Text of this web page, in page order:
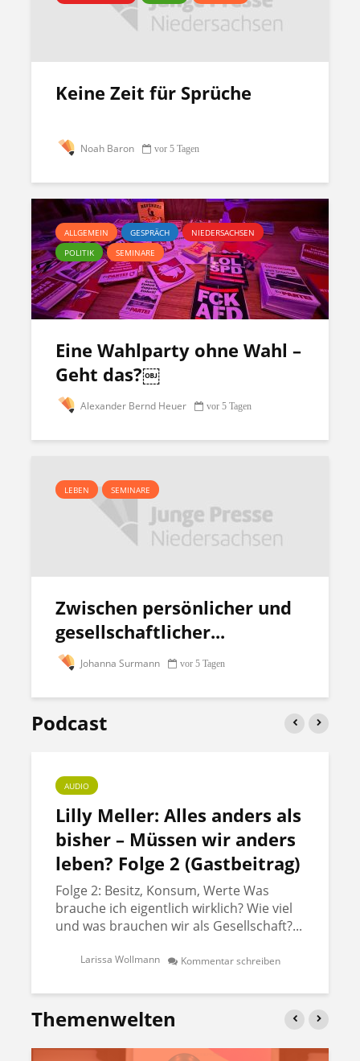
Keine Zeit für Sprüche
Noah Baron vor 5 Tagen
ALLGEMEIN GESPRÄCH
NIEDERSACHSEN
POLITIK
SEMINARE
Eine Wahlparty ohne Wahl –
Geht das?￼
Alexander Bernd Heuer vor 5 Tagen
LEBEN SEMINARE
Zwischen persönlicher und
gesellschaftlicher...
Johanna Surmann vor 5 Tagen
Podcast
AUDIO
Lilly Meller: Alles anders als
bisher – Müssen wir anders
leben? Folge 2 (Gastbeitrag)
Folge 2: Besitz, Konsum, Werte Was
brauche ich eigentlich wirklich? Wie viel
und was brauchen wir als Gesellschaft?...
Larissa Wollmann Kommentar schreiben
Themenwelten